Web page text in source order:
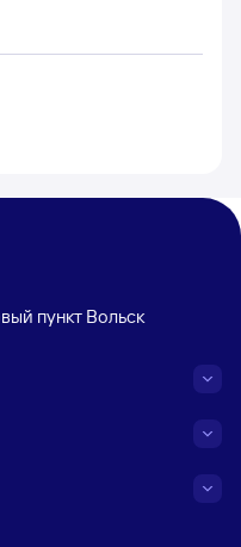
пункт Вольск